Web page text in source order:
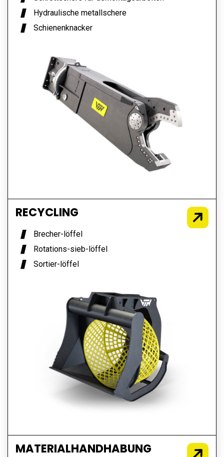
Hydraulische metallschere
Schienenknacker
RECYCLING
Brecher-löffel
Rotations-sieb-löffel
Sortier-löffel
MATERIALHANDHABUNG